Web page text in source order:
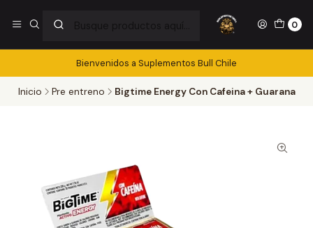
0
Bienvenidos a Suplementos Bull Chile
Inicio Pre entreno Bigtime Energy Con Cafeina + Guarana